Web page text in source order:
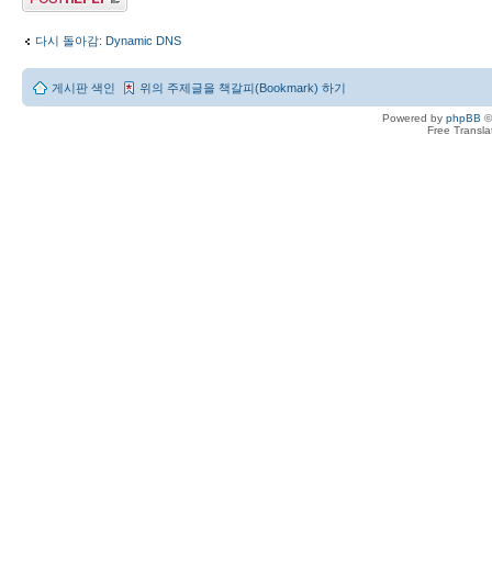
다시 돌아감: Dynamic DNS
게시판 색인 위의 주제글을 책갈피(Bookmark) 하기
Powered by phpBB
Free